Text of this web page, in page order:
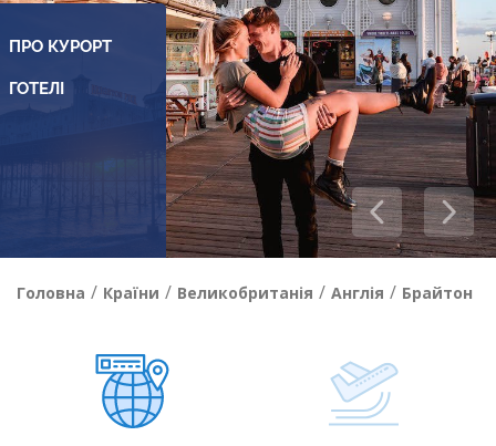
ПРО КУРОРТ
Головна / Країни / Великобританія / Англія / Брайтон